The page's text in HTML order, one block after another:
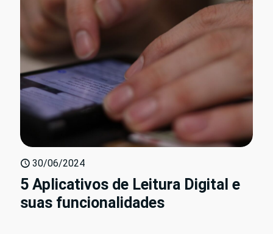
30/06/2024
5 Aplicativos de Leitura Digital e
suas funcionalidades